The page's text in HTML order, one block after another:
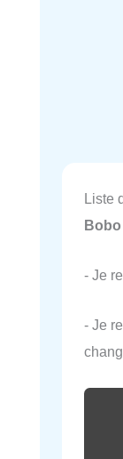
Liste
- Je
- Je